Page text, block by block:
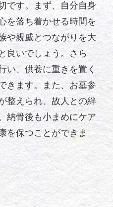
です。まず、自分自身
を落ち着かせる時間を
や親戚とつながりを大
良いでしょう。さら
い、供養に重きを置く
きます。また、お墓参
整えられ、故人との絆
納骨後も小まめにケア
を保つことができま